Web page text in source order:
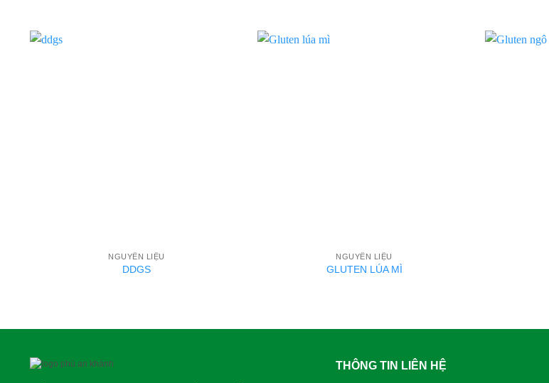
NGUYÊN LIỆU
DDGS
NGUYÊN LIỆU
GLUTEN LÚA MÌ
THÔNG TIN LIÊN HỆ